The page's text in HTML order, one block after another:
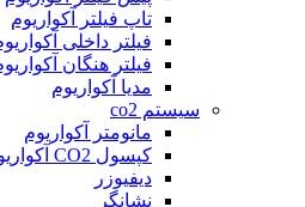
تاپ فیلتر آکواریوم
فیلتر داخلی
فیلتر هنگان
مدیا آکواریوم
سیستم co2
مانومتر آکواریوم
کپسول CO2 آکواریوم
دیفیوزر
نشانگر